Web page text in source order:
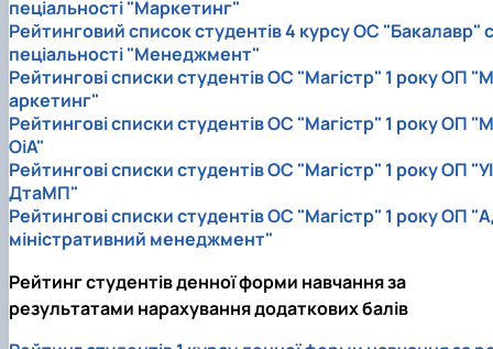
пеціальності "Маркетинг"
Рейтинговий список студентів 4 курсу ОС "Бакалавр" с
пеціальності "Менеджмент"
Рейтингові списки студентів ОС "Магістр" 1 року ОП "М
аркетинг"
Рейтингові списки студентів ОС "Магістр" 1 року ОП "М
ОіА"
Рейтингові списки студентів ОС "Магістр" 1 року ОП "УІ
ДтаМП"
Рейтингові списки студентів ОС "Магістр" 1 року ОП
міністративний менеджмент"
Рейтинг студентів денної форми навчання за
результатами нарахування додаткових балів